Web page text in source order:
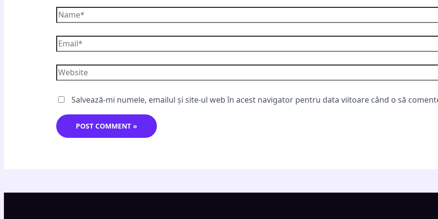
Salvează-mi numele, emailul și site-ul web în acest navigator pentru data viitoare când o să